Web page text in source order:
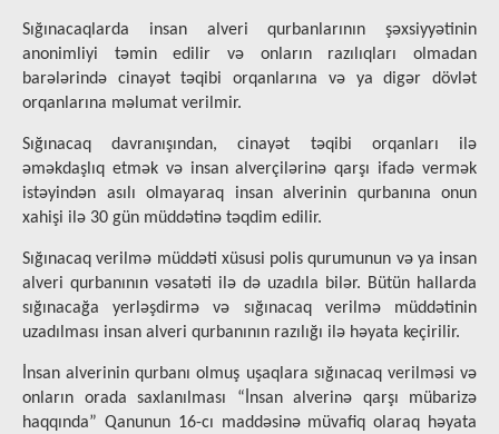
Sığınacaqlarda insan alveri qurbanlarının şəxsiyyətinin
anonimliyi təmin edilir və onların razılıqları olmadan
barələrində cinayət təqibi orqanlarına və ya digər dövlət
orqanlarına məlumat verilmir.
Sığınacaq davranışından, cinayət təqibi orqanları ilə
əməkdaşlıq etmək və insan alverçilərinə qarşı ifadə vermək
istəyindən asılı olmayaraq insan alverinin qurbanına onun
xahişi ilə 30 gün müddətinə təqdim edilir.
Sığınacaq verilmə müddəti xüsusi polis qurumunun və ya insan
alveri qurbanının vəsatəti ilə də uzadıla bilər. Bütün hallarda
sığınacağa yerləşdirmə və sığınacaq verilmə müddətinin
uzadılması insan alveri qurbanının razılığı ilə həyata keçirilir.
İnsan alverinin qurbanı olmuş uşaqlara sığınacaq verilməsi və
onların orada saxlanılması “İnsan alverinə qarşı mübarizə
haqqında” Qanunun 16-cı maddəsinə müvafiq olaraq həyata